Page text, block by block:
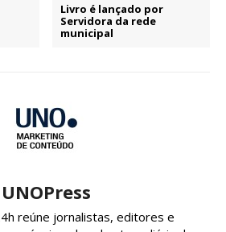
Livro é lançado por
Servidora da rede
municipal
UNOPress
reúne jornalistas, editores e